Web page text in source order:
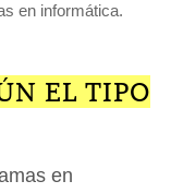
en informática.
EL TIPO
en